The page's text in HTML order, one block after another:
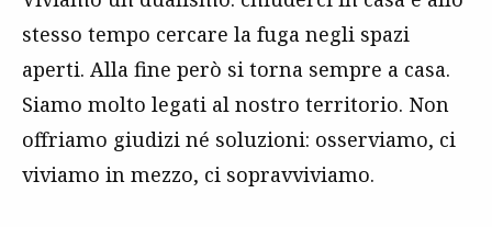
stesso tempo cercare la fuga negli spazi
aperti. Alla fine però si torna sempre a casa.
Siamo molto legati al nostro territorio. Non
offriamo giudizi né soluzioni: osserviamo, ci
viviamo in mezzo, ci sopravviviamo.